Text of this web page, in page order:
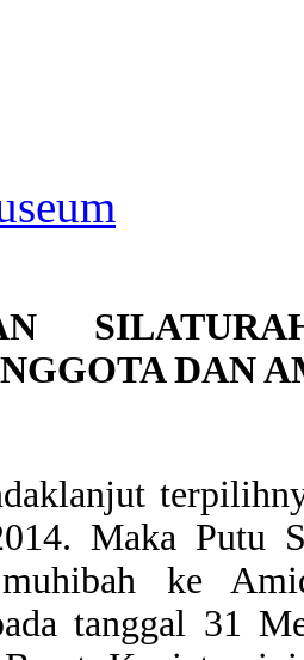
DAN
Maka Putu
muhibah ke
tanggal 31